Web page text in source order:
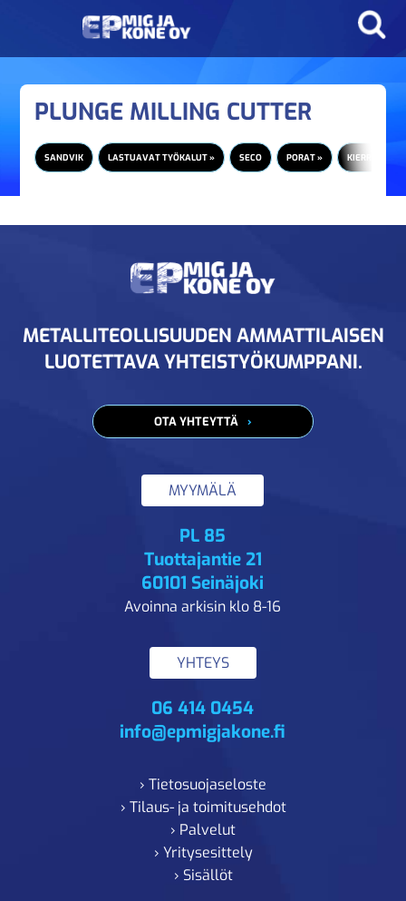
PLUNGE MILLING CUTTER
SANDVIK LASTUAVAT TYÖKALUT » SECO PORAT » KIERRETAPIT
METALLITEOLLISUUDEN AMMATTILAISEN
LUOTETTAVA YHTEISTYÖKUMPPANI.
OTA YHTEYTTÄ
MYYMÄLÄ
PL 85
Tuottajantie 21
60101 Seinäjoki
Avoinna arkisin klo 8-16
YHTEYS
06 414 0454
info@epmigjakone.fi
› Tietosuojaseloste
› Tilaus- ja toimitusehdot
› Palvelut
› Yritysesittely
› Sisällöt